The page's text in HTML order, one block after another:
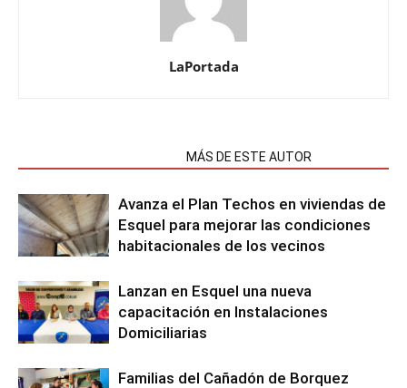
LaPortada
MÁS DE ESTE AUTOR
Avanza el Plan Techos en viviendas de
Esquel para mejorar las condiciones
habitacionales de los vecinos
Lanzan en Esquel una nueva
capacitación en Instalaciones
Domiciliarias
Familias del Cañadón de Borquez